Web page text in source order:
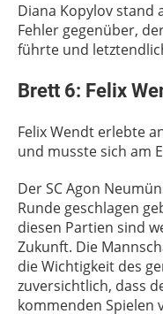
Diana Kopylov stand
Fehler gegenüber,
führte und
Brett 6: Felix
Felix Wendt erlebte
und musste sich am
Der SC Agon
Runde geschlagen
diesen Partien sind
Zukunft. Die
die Wichtigkeit des
zuversichtlich, dass
kommenden Spielen